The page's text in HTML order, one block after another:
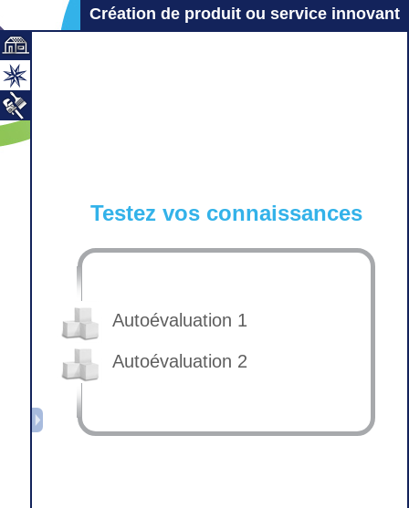
Création de produit ou service innovant
Testez vos connaissances
Autoévaluation 1
Autoévaluation 2